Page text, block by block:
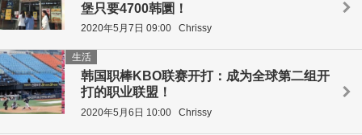
堡只要4700韩圜！
2020年5月7日 09:00 Chrissy
韩国职棒KBO联赛开打：成为全球第二组开
打的职业联盟！
生活
2020年5月6日 10:00 Chrissy